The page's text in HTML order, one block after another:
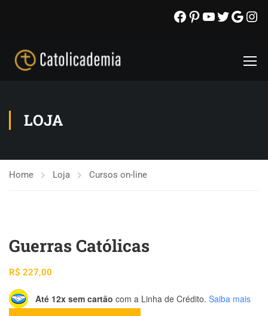
LOJA
Home Loja Cursos on-line
Guerras Católicas
R$ 227,00
Até 12x sem cartão com a Linha de Crédito. Saiba mais